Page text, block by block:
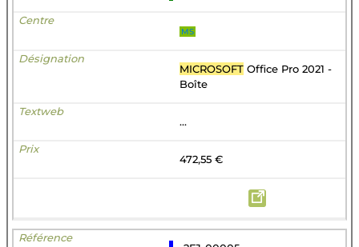
MS
MICROSOFT Office Pro 2021 -
Boîte
...
472,55 €